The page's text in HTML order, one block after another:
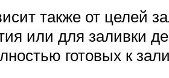
также от целей
или для заливки
готовых к